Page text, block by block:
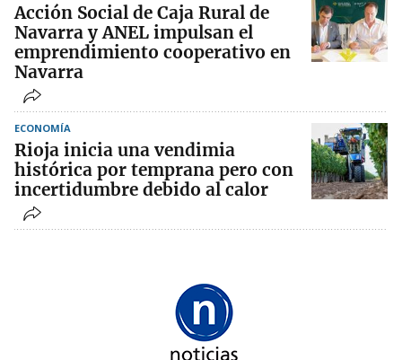
Acción Social de Caja Rural de
Navarra y ANEL impulsan el
emprendimiento cooperativo en
Navarra
ECONOMÍA
Rioja inicia una vendimia
histórica por temprana pero con
incertidumbre debido al calor